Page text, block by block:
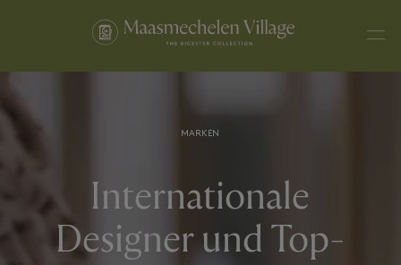
MARKEN
Internationale
Designer und Top-